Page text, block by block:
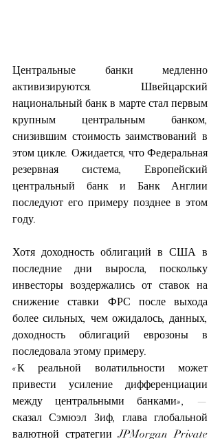
Центральные банки медленно
активизируются. Швейцарский
национальный банк в марте стал первым
крупным центральным банком,
снизившим стоимость заимствований в
этом цикле. Ожидается, что Федеральная
резервная система, Европейский
центральный банк и Банк Англии
последуют его примеру позднее в этом
году.
Хотя доходность облигаций в США в
последние дни выросла, поскольку
инвесторы воздержались от ставок на
снижение ставки ФРС после выхода
более сильных, чем ожидалось, данных,
доходность облигаций еврозоны в
последовала этому примеру.
«К реальной волатильности может
привести усиление дифференциации
между центральными банками», —
сказал Сэмюэл Зиф, глава глобальной
валютной стратегии JPMorgan Private